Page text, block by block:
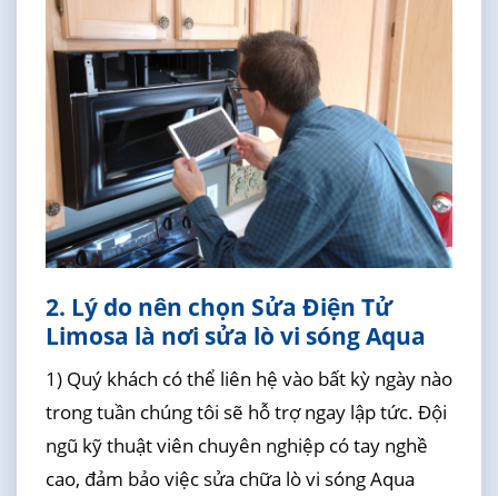
2. Lý do nên chọn Sửa Điện Tử
Limosa là nơi sửa lò vi sóng Aqua
1) Quý khách có thể liên hệ vào bất kỳ ngày nào
trong tuần chúng tôi sẽ hỗ trợ ngay lập tức. Đội
ngũ kỹ thuật viên chuyên nghiệp có tay nghề
cao, đảm bảo việc sửa chữa lò vi sóng Aqua